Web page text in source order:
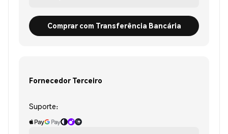
Comprar com Transferência Bancária
Fornecedor Terceiro
Suporte: